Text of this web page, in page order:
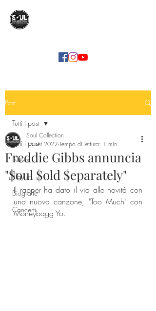
Post
Tutti i post
News
Playlist
Biografie
Concerti
Tutti i post
Freddie Gibbs annuncia
"$oul $old $eparately"
Soul Collection
15 set 2022 Tempo di lettura: 1 min
Il rapper ha dato il via alle novità con
una nuova canzone, "Too Much" con
Moneybagg Yo.